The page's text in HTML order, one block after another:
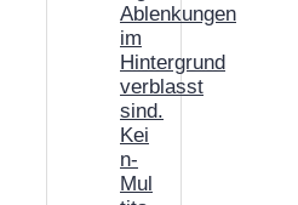
Kei
n-
Mul